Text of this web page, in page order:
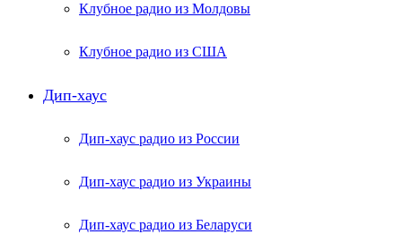
Клубное радио из Молдовы
Клубное радио из США
Дип-хаус
Дип-хаус радио из России
Дип-хаус радио из Украины
Дип-хаус радио из Беларуси